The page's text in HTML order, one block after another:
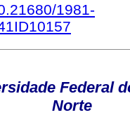
1981-
Federal
Norte